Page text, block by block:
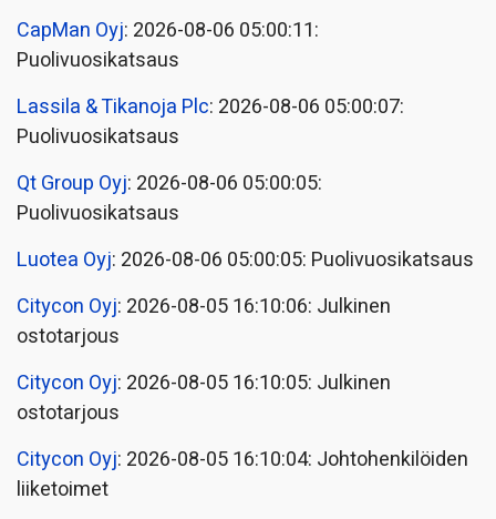
CapMan Oyj: 2026-08-06 05:00:11:
Puolivuosikatsaus
Lassila & Tikanoja Plc: 2026-08-06 05:00:07:
Puolivuosikatsaus
Qt Group Oyj: 2026-08-06 05:00:05:
Puolivuosikatsaus
Luotea Oyj: 2026-08-06 05:00:05: Puolivuosikatsaus
Citycon Oyj: 2026-08-05 16:10:06: Julkinen
ostotarjous
Citycon Oyj: 2026-08-05 16:10:05: Julkinen
ostotarjous
Citycon Oyj: 2026-08-05 16:10:04: Johtohenkilöiden
liiketoimet